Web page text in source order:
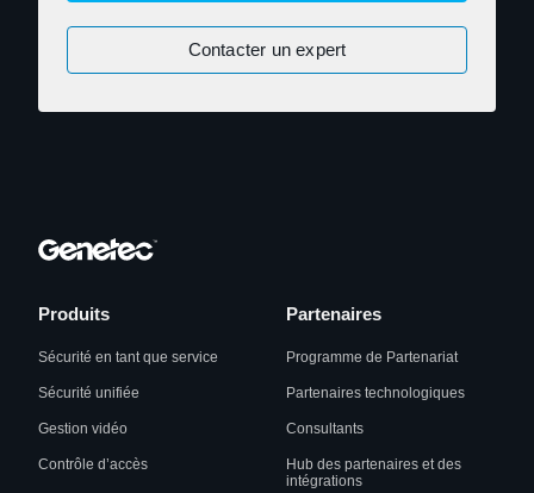
Contacter un expert
Produits
Sécurité en tant que service
Sécurité unifiée
Gestion vidéo
Contrôle d’accès
Partenaires
Programme de Partenariat
Partenaires technologiques
Consultants
Hub des partenaires et des
intégrations